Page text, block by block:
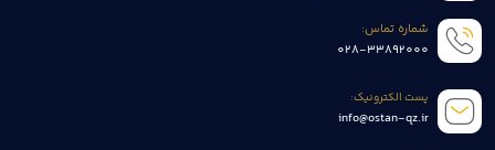
شماره تماس:
028-33892000
پست الکترونیک:
info@ostan-qz.ir